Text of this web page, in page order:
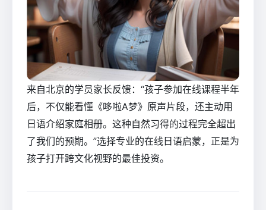
来自北京的学员家长反馈：“孩子参加在线课程半年
后，不仅能看懂《哆啦A梦》原声片段，还主动用
日语介绍家庭相册。这种自然习得的过程完全超出
了我们的预期。”选择专业的在线日语启蒙，正是为
孩子打开跨文化视野的最佳投资。